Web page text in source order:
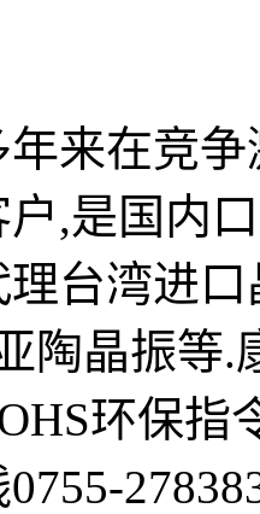
来在竞
,是国内
理台湾进
陶晶振等.
环保指